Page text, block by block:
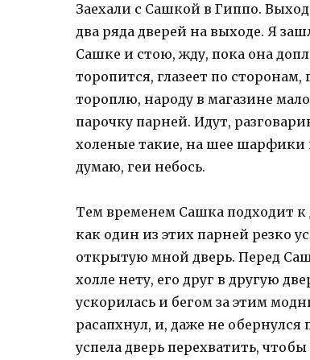
Заехали с Сашкой в Гиппо.
два ряда дверей на выходе. Я
Сашке и стою, жду, пока она
торопится, глазеет по
тороплю, народу в магазине
парочку парней. Идут,
холеные такие, на шее шарфики
думаю, геи небось.
Тем временем Сашка подходит к
как один из этих парней резко
открытую мной дверь. Перед
холле нету, его друг в другую
ускорилась и бегом за этим
расапхнул, и, даже не обернулся
успела дверь перехватить,